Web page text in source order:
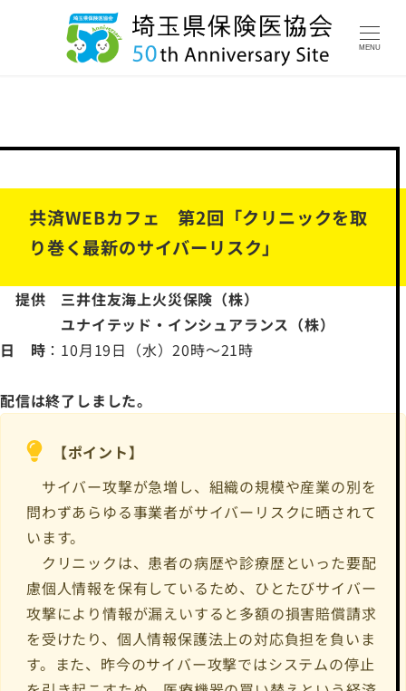
MENU
共済WEBカフェ 第2回「クリニックを取
り巻く最新のサイバーリスク」
提供 三井住友海上火災保険（株）
ユナイテッド・インシュアランス（株）
日 時 ：10月19日（水）20時～21時
配信は終了しました。
【ポイント】
サイバー攻撃が急増し、組織の規模や産業の別を
問わずあらゆる事業者がサイバーリスクに晒されて
います。
クリニックは、患者の病歴や診療歴といった要配
慮個人情報を保有しているため、ひとたびサイバー
攻撃により情報が漏えいすると多額の損害賠償請求
を受けたり、個人情報保護法上の対応負担を負いま
す。また、昨今のサイバー攻撃ではシステムの停止